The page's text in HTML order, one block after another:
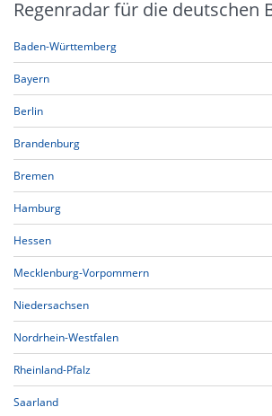
Regenradar für die deutschen
Baden-Württemberg
Bayern
Berlin
Brandenburg
Bremen
Hamburg
Hessen
Mecklenburg-Vorpommern
Niedersachsen
Nordrhein-Westfalen
Rheinland-Pfalz
Saarland